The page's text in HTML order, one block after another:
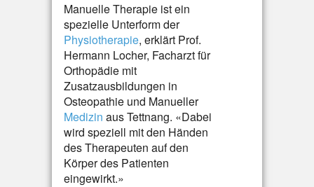
Manuelle Therapie ist ein
spezielle Unterform der
Physiotherapie, erklärt Prof.
Hermann Locher, Facharzt für
Orthopädie mit
Zusatzausbildungen in
Osteopathie und Manueller
Medizin aus Tettnang. «Dabei
wird speziell mit den Händen
des Therapeuten auf den
Körper des Patienten
eingewirkt.»